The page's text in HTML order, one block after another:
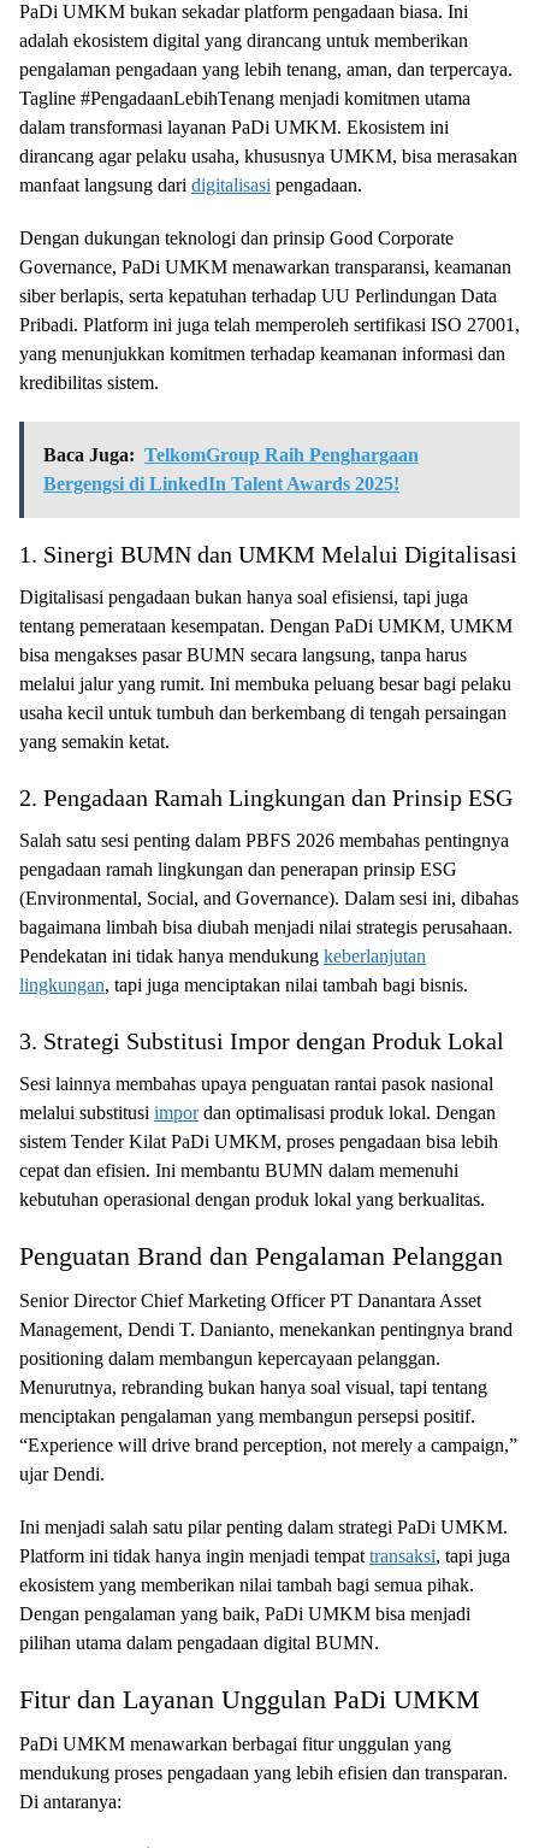
PaDi UMKM bukan sekadar platform pengadaan biasa. Ini
adalah ekosistem digital yang dirancang untuk memberikan
pengalaman pengadaan yang lebih tenang, aman, dan terpercaya.
Tagline #PengadaanLebihTenang menjadi komitmen utama
dalam transformasi layanan PaDi UMKM. Ekosistem ini
dirancang agar pelaku usaha, khususnya UMKM, bisa merasakan
manfaat langsung dari digitalisasi pengadaan.
Dengan dukungan teknologi dan prinsip Good Corporate
Governance, PaDi UMKM menawarkan transparansi, keamanan
siber berlapis, serta kepatuhan terhadap UU Perlindungan Data
Pribadi. Platform ini juga telah memperoleh sertifikasi ISO 27001,
yang menunjukkan komitmen terhadap keamanan informasi dan
kredibilitas sistem.
Baca Juga: TelkomGroup Raih Penghargaan
Bergengsi di LinkedIn Talent Awards 2025!
1. Sinergi BUMN dan UMKM Melalui Digitalisasi
Digitalisasi pengadaan bukan hanya soal efisiensi, tapi juga
tentang pemerataan kesempatan. Dengan PaDi UMKM, UMKM
bisa mengakses pasar BUMN secara langsung, tanpa harus
melalui jalur yang rumit. Ini membuka peluang besar bagi pelaku
usaha kecil untuk tumbuh dan berkembang di tengah persaingan
yang semakin ketat.
2. Pengadaan Ramah Lingkungan dan Prinsip ESG
Salah satu sesi penting dalam PBFS 2026 membahas pentingnya
pengadaan ramah lingkungan dan penerapan prinsip ESG
(Environmental, Social, and Governance). Dalam sesi ini, dibahas
bagaimana limbah bisa diubah menjadi nilai strategis perusahaan.
Pendekatan ini tidak hanya mendukung keberlanjutan
lingkungan, tapi juga menciptakan nilai tambah bagi bisnis.
3. Strategi Substitusi Impor dengan Produk Lokal
Sesi lainnya membahas upaya penguatan rantai pasok nasional
melalui substitusi impordan optimalisasi produk lokal. Dengan
sistem Tender Kilat PaDi UMKM, proses pengadaan bisa lebih
cepat dan efisien. Ini membantu BUMN dalam memenuhi
kebutuhan operasional dengan produk lokal yang berkualitas.
Penguatan Brand dan Pengalaman Pelanggan
Senior Director Chief Marketing Officer PT Danantara Asset
Management, Dendi T. Danianto, menekankan pentingnya brand
positioning dalam membangun kepercayaan pelanggan.
Menurutnya, rebranding bukan hanya soal visual, tapi tentang
menciptakan pengalaman yang membangun persepsi positif.
“Experience will drive brand perception, not merely a campaign,”
ujar Dendi.
Ini menjadi salah satu pilar penting dalam strategi PaDi UMKM.
Platform ini tidak hanya ingin menjadi tempat transaksi, tapi juga
ekosistem yang memberikan nilai tambah bagi semua pihak.
Dengan pengalaman yang baik, PaDi UMKM bisa menjadi
pilihan utama dalam pengadaan digital BUMN.
Fitur dan Layanan Unggulan PaDi UMKM
PaDi UMKM menawarkan berbagai fitur unggulan yang
mendukung proses pengadaan yang lebih efisien dan transparan.
Di antaranya: